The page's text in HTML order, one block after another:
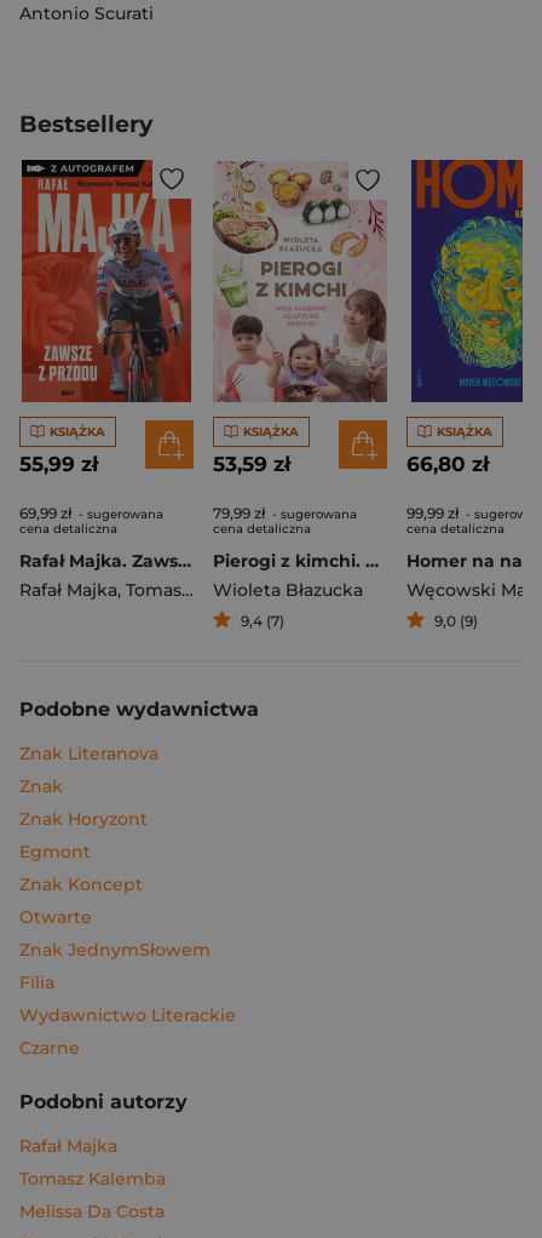
Antonio Scurati
Bestsellery
KSIĄŻKA
55,99 zł
69,99 zł - sugerowana
cena detaliczna
Rafał Majka. Zawsze z przodu. Rozmawia Tomasz Kalemba - książka z autografem
Rafał Majka, Tomasz Kalemba
KSIĄŻKA
53,59 zł
79,99 zł - sugerowana
cena detaliczna
Pierogi z kimchi. Moje ulubione azjatyckie przepisy
Wioleta Błazucka
9,4 (7)
KSIĄŻKA
66,80 zł
99,99 zł -
cena detaliczna
Węcowski
9,0 (9)
Podobne wydawnictwa
Znak Literanova
Znak
Znak Horyzont
Egmont
Znak Koncept
Otwarte
Znak JednymSłowem
Filia
Wydawnictwo Literackie
Czarne
Podobni autorzy
Rafał Majka
Tomasz Kalemba
Melissa Da Costa